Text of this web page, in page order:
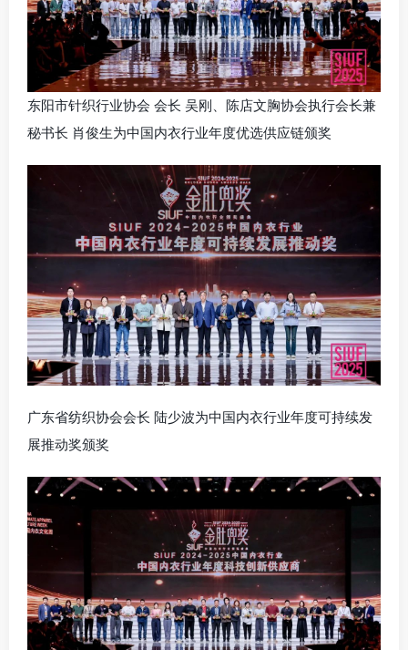
东阳市针织行业协会 会长 吴刚、陈店文胸协会执行会长兼
秘书长 肖俊生为中国内衣行业年度优选供应链颁奖
广东省纺织协会会长 陆少波为中国内衣行业年度可持续发
展推动奖颁奖